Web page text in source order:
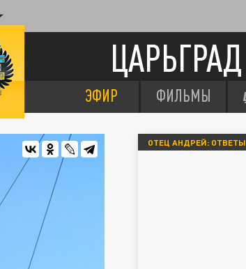
ЦАРЬГРАД
ЭФИР ФИЛЬМЫ
ОТЕЦ АНДРЕЙ: ОТВЕТЫ